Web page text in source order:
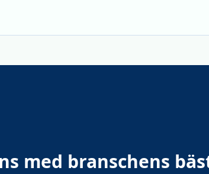
med branschens